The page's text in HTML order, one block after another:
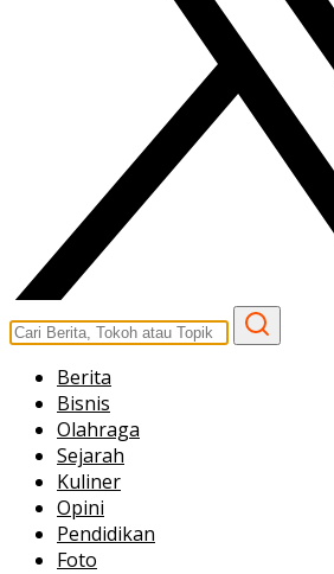
Berita
Bisnis
Olahraga
Sejarah
Kuliner
Opini
Pendidikan
Foto